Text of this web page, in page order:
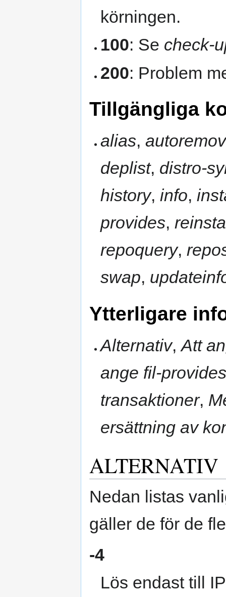
körningen.
100: Se check-
200: Problem
Tillgängliga
alias,
deplist, distro-
history,info,
provides,
repoquery,
swap,
Ytterligare
Alternativ,Att
ange fil-
transaktioner,
ersättning av
ALTERNATIV
Nedan listas
gäller de för de
-4
Lös endast till